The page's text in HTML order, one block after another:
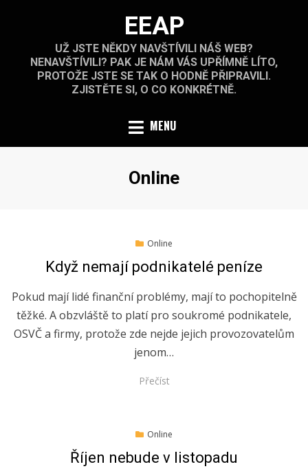
EEAP
UŽ JSTE NĚKDY NAVŠTÍVILI NÁŠ WEB?
NENAVŠTÍVILI? PAK JE NÁM VÁS UPŘÍMNĚ LÍTO,
PROTOŽE JSTE SE TAK O HODNĚ PŘIPRAVILI.
ZJISTĚTE SI, O CO KONKRÉTNĚ.
MENU
Rubrika
:
Online
Posted24.7.2021
Online
Když nemají podnikatelé peníze
Pokud mají lidé finanční problémy, mají to pochopitelně
těžké. A obzvláště to platí pro soukromé podnikatele,
OSVČ a firmy, protože zde nejde jejich provozovatelům
jenom…
Přečíst
Posted
9.6.2021
Online
Říjen nebude v listopadu